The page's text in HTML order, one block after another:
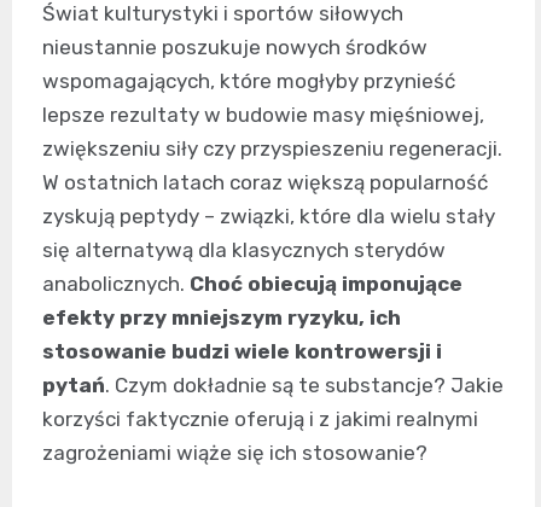
Świat kulturystyki i sportów siłowych
nieustannie poszukuje nowych środków
wspomagających, które mogłyby przynieść
lepsze rezultaty w budowie masy mięśniowej,
zwiększeniu siły czy przyspieszeniu regeneracji.
W ostatnich latach coraz większą popularność
zyskują peptydy – związki, które dla wielu stały
się alternatywą dla klasycznych sterydów
anabolicznych. Choć obiecują imponujące
efekty przy mniejszym ryzyku, ich
stosowanie budzi wiele kontrowersji i
pytań. Czym dokładnie są te substancje? Jakie
korzyści faktycznie oferują i z jakimi realnymi
zagrożeniami wiąże się ich stosowanie?